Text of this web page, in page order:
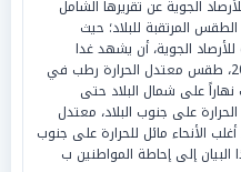
الجوية عن تقريرها الشامل
المرتقبة للبلاد؛ حيث
الجوية، أن يشهد غدا
الجمعة 19 يونيو 2026، طقس معتدل الحرارة رطب في
نهاراً على شمال البلاد حتى
على جنوب البلاد، معتدل
الأنحاء مائل للحرارة على جنوب
إلى إحاطة المواطنين ب